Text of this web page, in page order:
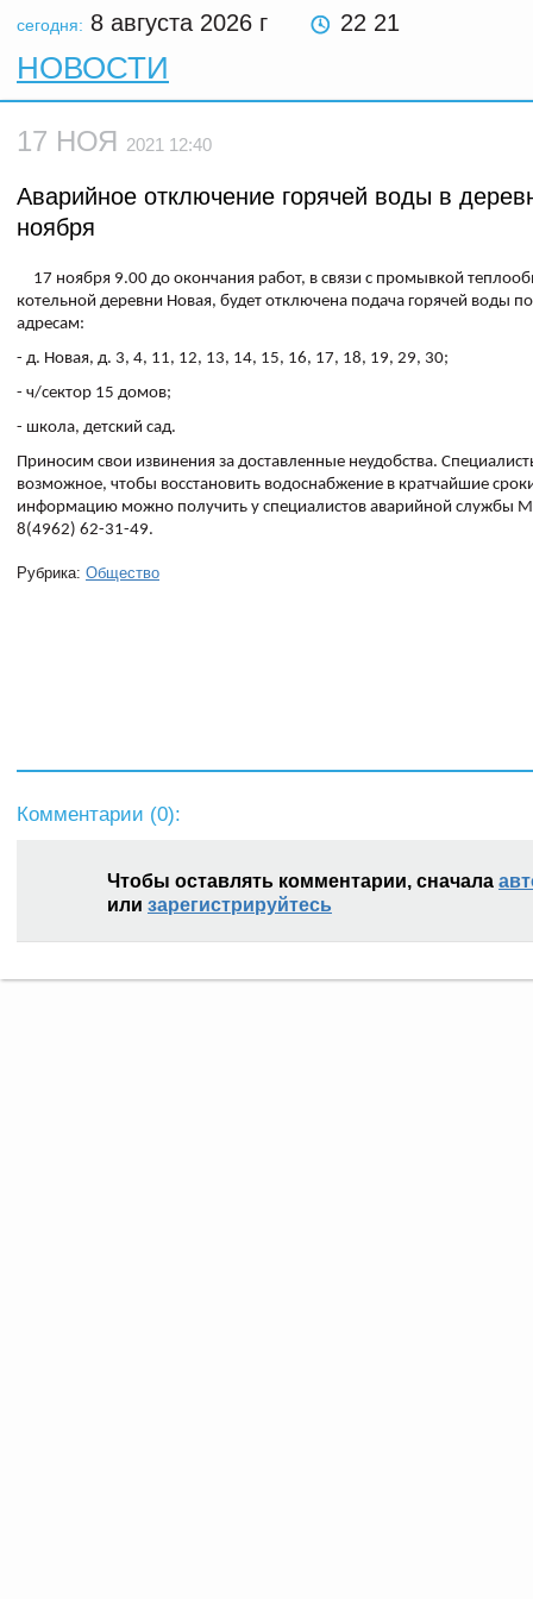
сегодня: 8 августа 2026 г 22 21
НОВОСТИ
17 НОЯ 2021 12:40
Аварийное отключение горячей воды в
ноября
17 ноября 9.00 до окончания работ, в связи с промывкой
котельной деревни Новая, будет отключена подача горячей воды
адресам:
- д. Новая, д. 3, 4, 11, 12, 13, 14, 15, 16, 17, 18, 19, 29, 30;
- ч/сектор 15 домов;
- школа, детский сад.
Приносим свои извинения за доставленные неудобства.
возможное, чтобы восстановить водоснабжение в кратчайшие
информацию можно получить у специалистов аварийной службы
8(4962) 62-31-49.
Рубрика: Общество
Комментарии (0):
Чтобы оставлять комментарии, сначала
или зарегистрируйтесь